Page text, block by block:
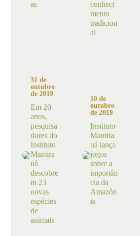
as
conheci
mento
tradicion
al
31 de
outubro
de 2019
Em 20
anos,
pesquisa
dores do
Instituto
Mamira
uá
descobre
m 23
novas
espécies
de
animais
10 de
outubro
de 2019
Instituto
Mamira
uá lança
jogos
sobre a
importân
cia da
Amazôn
ia